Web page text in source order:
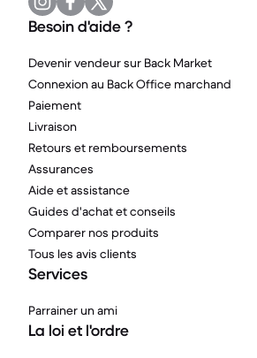
Besoin d'aide ?
Devenir vendeur sur Back Market
Connexion au Back Office marchand
Paiement
Livraison
Retours et remboursements
Assurances
Aide et assistance
Guides d'achat et conseils
Comparer nos produits
Tous les avis clients
Services
Parrainer un ami
La loi et l'ordre